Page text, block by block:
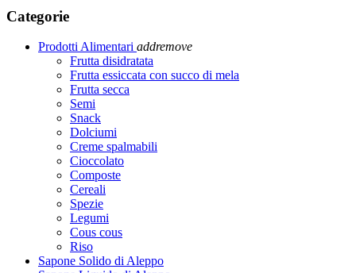
Categorie
Prodotti Alimentari addremove
Frutta disidratata
Frutta essiccata con succo di mela
Frutta secca
Semi
Snack
Dolciumi
Creme spalmabili
Cioccolato
Composte
Cereali
Spezie
Legumi
Cous cous
Riso
Sapone Solido di Aleppo